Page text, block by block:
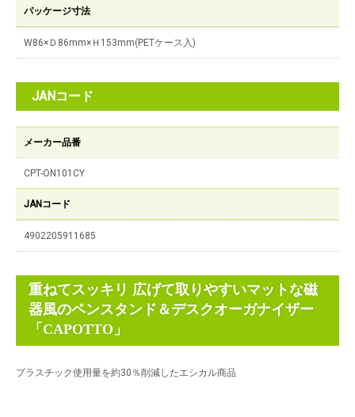
パッケージ寸法
W86×Ｄ86mm×Ｈ153mm(PETケース入)
JANコード
メーカー品番
CPT-ON101CY
JANコード
4902205911685
重ねてスッキリ 広げて取りやすいマットな磁
器風のペンスタンド＆デスクオーガナイザー
「CAPOTTO」
プラスチック使用量を約30％削減したエシカル商品